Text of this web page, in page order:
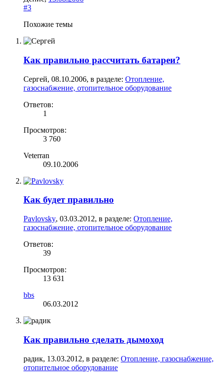
#3
Похожие темы
Как правильно рассчитать батареи?
Сергей, 08.10.2006, в разделе: Отопление,
газоснабжение, отопительное оборудование
Ответов:
1
Просмотров:
3 760
Veterran
09.10.2006
Как будет правильно
Pavlovsky, 03.03.2012, в разделе: Отопление,
газоснабжение, отопительное оборудование
Ответов:
39
Просмотров:
13 631
bbs
06.03.2012
Как правильно сделать дымоход
радик, 13.03.2012, в разделе: Отопление, газоснабжение,
отопительное оборудование